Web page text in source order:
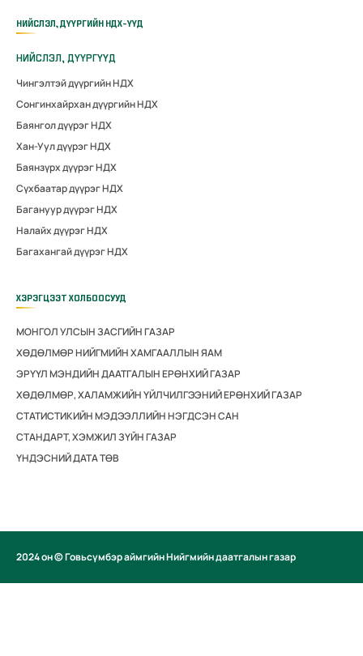
НИЙСЛЭЛ, ДҮҮРГИЙН НДХ-ҮҮД
НИЙСЛЭЛ, ДҮҮРГҮҮД
Чингэлтэй дүүргийн НДХ
Сонгинхайрхан дүүргийн НДХ
Баянгол дүүрэг НДХ
Хан-Уул дүүрэг НДХ
Баянзүрх дүүрэг НДХ
Сүхбаатар дүүрэг НДХ
Багануур дүүрэг НДХ
Налайх дүүрэг НДХ
Багахангай дүүрэг НДХ
ХЭРЭГЦЭЭТ ХОЛБООСУУД
МОНГОЛ УЛСЫН ЗАСГИЙН ГАЗАР
ХӨДӨЛМӨР НИЙГМИЙН ХАМГААЛЛЫН ЯАМ
ЭРҮҮЛ МЭНДИЙН ДААТГАЛЫН ЕРӨНХИЙ ГАЗАР
ХӨДӨЛМӨР, ХАЛАМЖИЙН ҮЙЛЧИЛГЭЭНИЙ ЕРӨНХИЙ ГАЗАР
СТАТИСТИКИЙН МЭДЭЭЛЛИЙН НЭГДСЭН САН
СТАНДАРТ, ХЭМЖИЛ ЗҮЙН ГАЗАР
ҮНДЭСНИЙ ДАТА ТӨВ
2024 он © Говьсүмбэр аймгийн Нийгмийн даатгалын газар